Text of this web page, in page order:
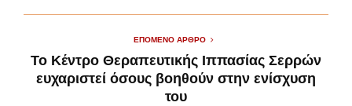
ΕΠΌΜΕΝΟ ΆΡΘΡΟ
To Κέντρο Θεραπευτικής Ιππασίας Σερρών
ευχαριστεί όσους βοηθούν στην ενίσχυση
του